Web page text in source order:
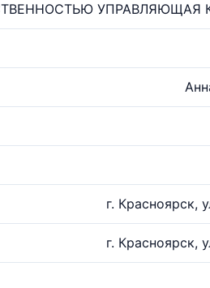
УПРАВЛЯЮЩАЯ
г. Красноярск,
г. Красноярск,